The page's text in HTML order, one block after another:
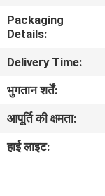
गुणवत्ता
नियंत्रण
साइटमैप
Packaging
Details:
Delivery Time:
भुगतान शर्तें:
आपूर्ति की क्षमता:
हाई लाइट: